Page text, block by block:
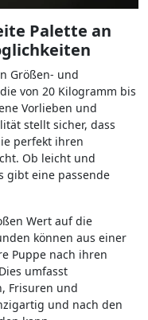
Palette an
Größen- und
von 20 Kilogramm bis
Vorlieben und
stellt sicher, dass
perfekt ihren
Ob leicht und
gibt eine passende
Wert auf die
können aus einer
Puppe nach ihren
umfasst
Frisuren und
und nach den